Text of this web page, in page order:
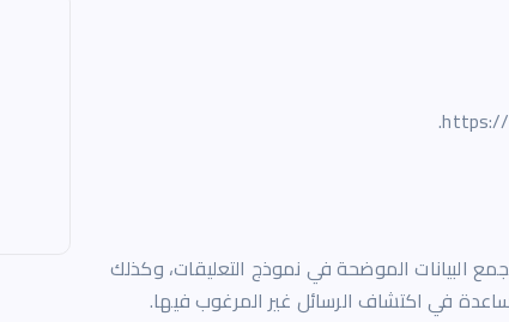
البيانات الموضحة في نموذج التعليقات، وكذلك